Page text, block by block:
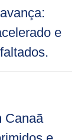
e
Canaã